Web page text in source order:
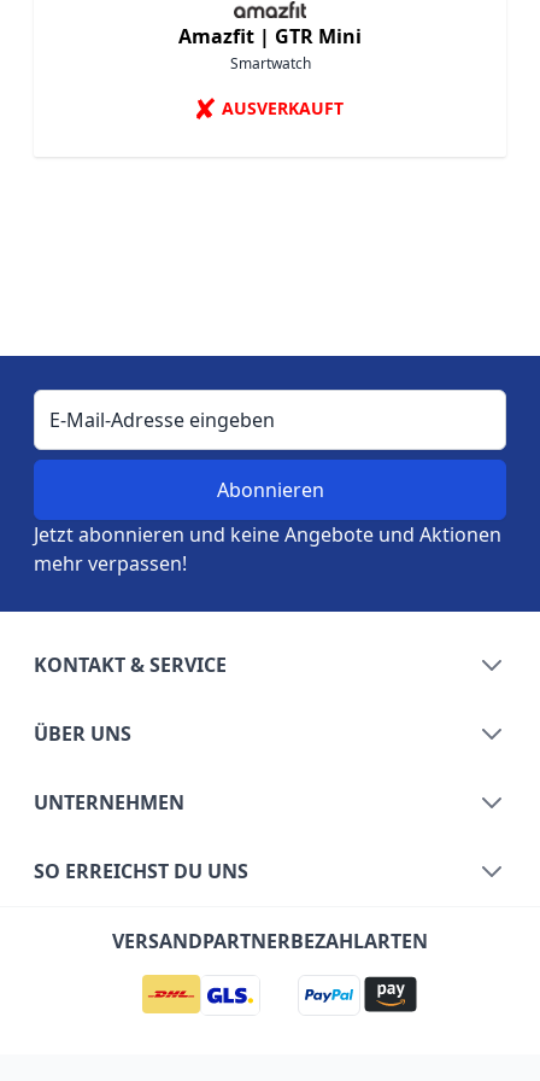
Amazfit | GTR Mini
Smartwatch
✘ AUSVERKAUFT
E-Mail-Adresse
Jetzt abonnieren und keine Angebote und Aktionen
mehr verpassen!
KONTAKT & SERVICE
ÜBER UNS
UNTERNEHMEN
SO ERREICHST DU UNS
VERSANDPARTNERBEZAHLARTEN